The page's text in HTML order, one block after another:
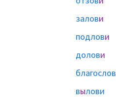
залови
подлови
долови
благослов
вылови